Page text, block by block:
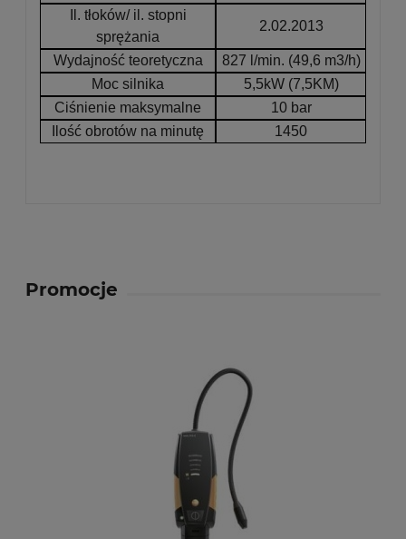
Il. tłoków/ il. stopni
sprężania
2.02.2013
Wydajność teoretyczna
827 l/min. (49,6 m3/h)
Moc silnika
5,5kW (7,5KM)
Ciśnienie maksymalne
10 bar
Ilość obrotów na minutę
1450
Promocje